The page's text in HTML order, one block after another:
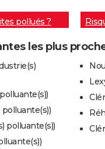
pollués ?
les plus
polluante(s))